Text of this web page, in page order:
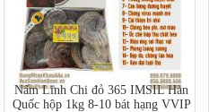
Nấm Linh Chi đỏ 365 IMSIL Hàn
Quốc hộp 1kg 8-10 bát hạng VVIP